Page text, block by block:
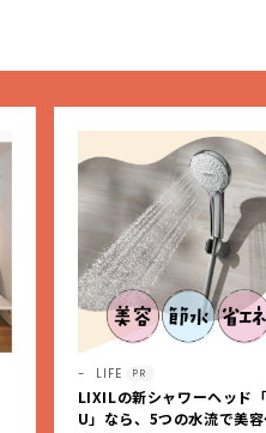
LIFE PR
LIXILの新シャワーヘッド
U」なら、5つの水流で美